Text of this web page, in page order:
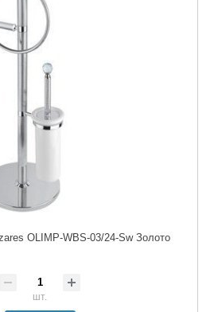
OLIMP-WBS-03/24-Sw Золото
шт.